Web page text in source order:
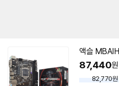
액슬
87,440원
82,770원